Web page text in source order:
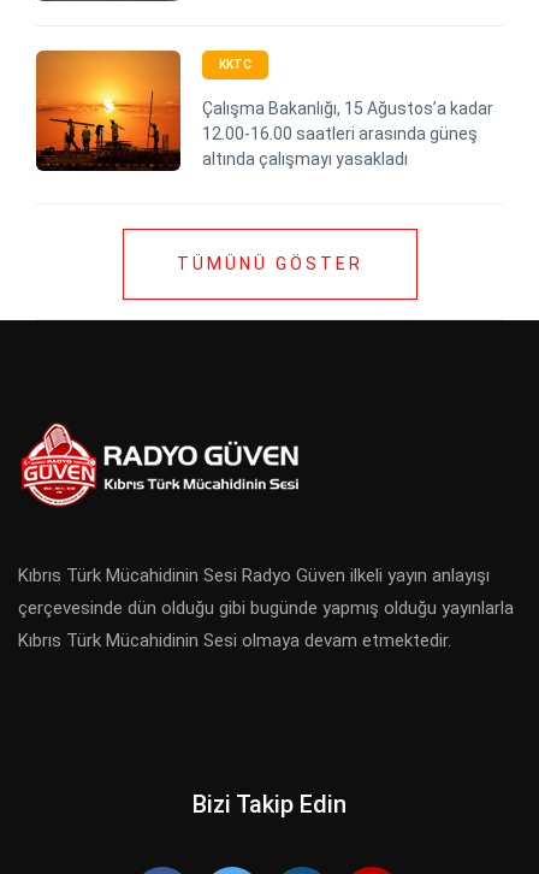
KKTC
Çalışma Bakanlığı, 15 Ağustos’a kadar
12.00-16.00 saatleri arasında güneş
altında çalışmayı yasakladı
TÜMÜNÜ GÖSTER
Kıbrıs Türk Mücahidinin Sesi Radyo Güven ilkeli yayın anlayışı
çerçevesinde dün olduğu gibi bugünde yapmış olduğu yayınlarla
Kıbrıs Türk Mücahidinin Sesi olmaya devam etmektedir.
Bizi Takip Edin